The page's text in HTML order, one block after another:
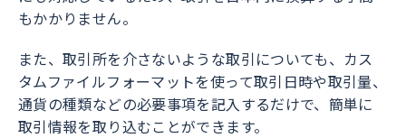
もかかりません。
また、取引所を介さないような取引についても、カス
タムファイルフォーマットを使って取引日時や取引量、
通貨の種類などの必要事項を記入するだけで、簡単に
取引情報を取り込むことができます。